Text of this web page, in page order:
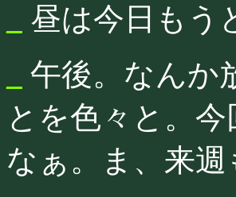
昼は今日もう
午後。なんか
とを色々と。
なぁ。ま、来